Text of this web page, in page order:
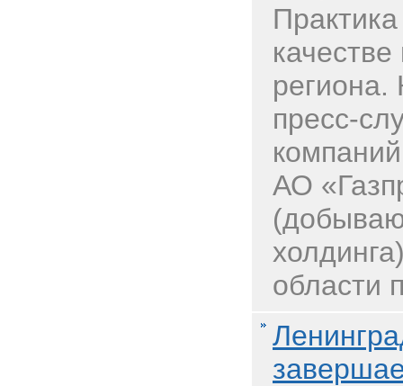
региона.
пресс-
АО
области